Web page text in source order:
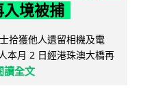
境被捕
拾獲他人遺留相機及電
本月 2 日經港珠澳大橋再
讀全文